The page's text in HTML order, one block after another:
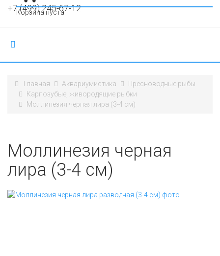
+7 (499) 245-67-12
Корзина пуста
Главная Аквариумистика
Пресноводные рыбы
Карпозубые, живородящие рыбки
Моллинезия черная лира (3-4 см)
Моллинезия черная
лира (3-4 см)